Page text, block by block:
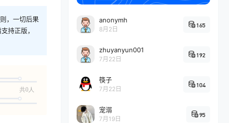
，一切后果
持正版，
共0人
anonymh
8月2日
165
zhuyanyun001
7月22日
192
筷子
7月22日
104
宠溺
7月19日
95